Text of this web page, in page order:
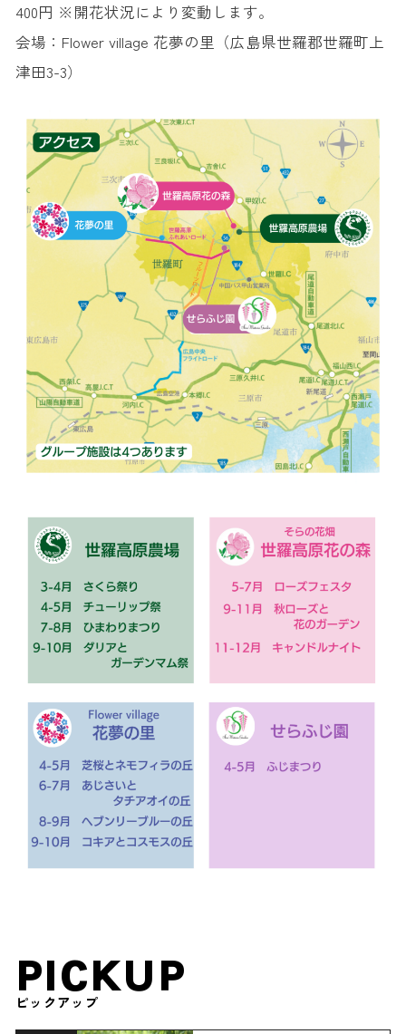
400円 ※開花状況により変動します。
会場：Flower village 花夢の里（広島県世羅郡世羅町上
津田3-3）
PICKUP
ピックアップ